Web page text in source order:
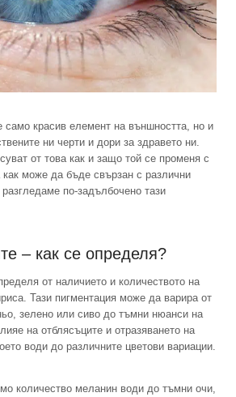
само красив елемент на външността, но и
ни черти и дори за здравето ни.
от това как и защо той се променя с
може да бъде свързан с различни
по-задълбочено тази
– как се определя?
от наличието и количеството на
Тази пигментация може да варира от
зелено или сиво до тъмни нюанси на
на отблясъците и отразяването на
води до различните цветови вариации.
количество меланин води до тъмни очи,